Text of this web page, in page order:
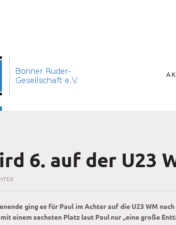
6. auf der U23
ging es für Paul im Achter auf die U23 WM
einem sechsten Platz laut Paul nur „eine große